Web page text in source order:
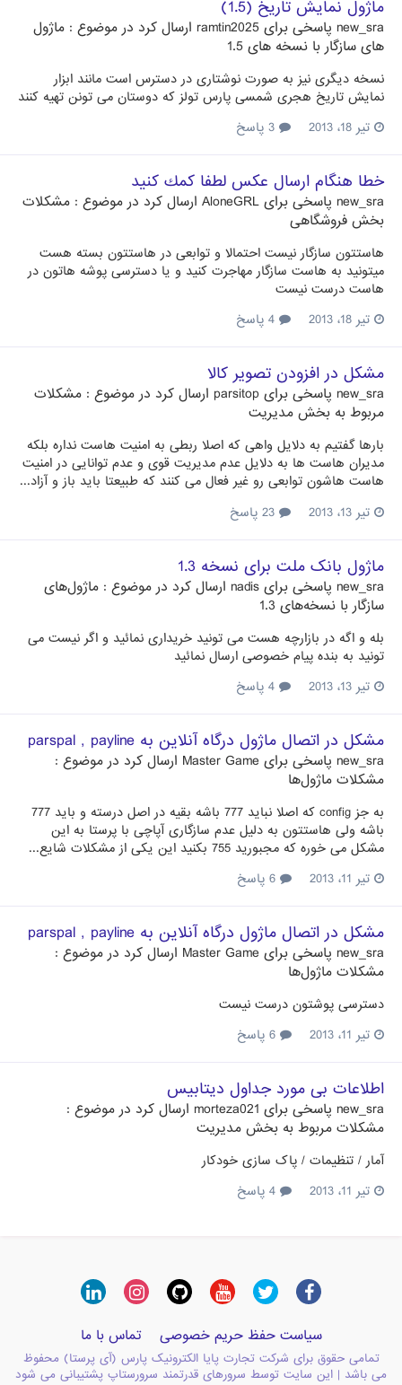
ماژول نمایش تاریخ (1.5)
new_sra پاسخی برای ramtin2025 ارسال کرد در موضوع : ماژول
های سازگار با نسخه های 1.5
نسخه دیگری نیز به صورت نوشتاری در دسترس است مانند ابزار
نمایش تاریخ هجری شمسی پارس تولز که دوستان می تونن تهیه کنند
تیر 18، 2013
خطا هنگام ارسال عكس لطفا كمك كنيد
new_sra پاسخی برای AloneGRL ارسال کرد در موضوع : مشکلات
بخش فروشگاهی
هاستتون سازگار نیست احتمالا و توابعی در هاستتون بسته هست
میتونید به هاست سازگار مهاجرت کنید و یا دسترسی پوشه هاتون در
هاست درست نیست
تیر 18، 2013
مشكل در افزودن تصوير كالا
new_sra پاسخی برای parsitop ارسال کرد در موضوع : مشکلات
مربوط به بخش مدیریت
بارها گفتیم به دلایل واهی که اصلا ربطی به امنیت هاست نداره بلکه
مدیران هاست ها به دلایل عدم مدیریت قوی و عدم توانایی در امنیت
هاست هاشون توابعی رو غیر فعال می کنند که طبیعتا باید باز و آزاد...
تیر 13، 2013
ماژول بانک ملت برای نسخه 1.3
new_sra پاسخی برای nadis ارسال کرد در موضوع : ماژول‌های
سازگار با نسخه‌های 1.3
بله و اگه در بازارچه هست می تونید خریداری نمائید و اگر نیست می
تونید به بنده پیام خصوصی ارسال نمائید
تیر 13، 2013
مشکل در اتصال ماژول درگاه آنلاین به parspal , payline
new_sra پاسخی برای Master Game ارسال کرد در موضوع :
مشکلات ماژول‌ها
به جز config که اصلا نباید 777 باشه بقیه در اصل درسته و باید 777
باشه ولی هاستتون به دلیل عدم سازگاری آپاچی با پرستا به این
مشکل می خوره که مجبورید 755 بکنید این یکی از مشکلات شایع...
تیر 11، 2013
مشکل در اتصال ماژول درگاه آنلاین به parspal , payline
new_sra پاسخی برای Master Game ارسال کرد در موضوع :
مشکلات ماژول‌ها
دسترسی پوشتون درست نیست
تیر 11، 2013
اطلاعات بی مورد جداول دیتابیس
new_sra پاسخی برای morteza021 ارسال کرد در موضوع :
مشکلات مربوط به بخش مدیریت
آمار / تنظیمات / پاک سازی خودکار
تیر 11، 2013
سیاست حفظ حریم خصوصی تماس با ما
تمامی حقوق برای شرکت تجارت پایا الکترونیک پارس (آی پرستا) محفوظ
می باشد | این سایت توسط سرورهای قدرتمند سرورستاپ پشتیبانی می شود